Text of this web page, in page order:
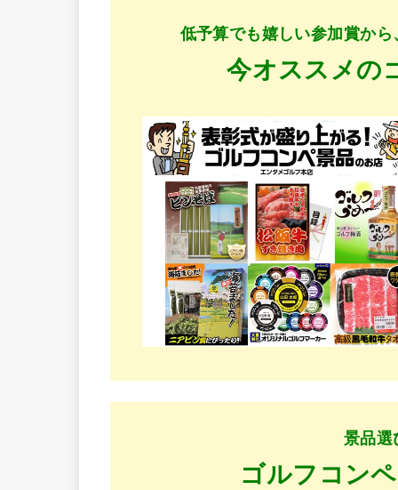
低予算でも嬉しい参加賞か
今オススメの
景品選
ゴルフコン